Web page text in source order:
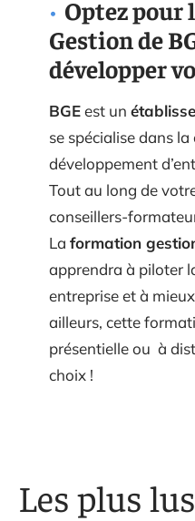
Optez
Gestion de
développer
BGEest un
se spécialise dans
développement
Tout au long de
conseillers-
La formation
apprendra à piloter
entreprise et à
ailleurs, cette
présentielle ou à
choix !
Les plus lus